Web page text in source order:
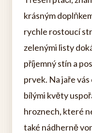
krásným
rychle rostoucí
zelenými listy
příjemný stín a
prvek. Na jaře
bílými květy
hroznech, které
také nádherně